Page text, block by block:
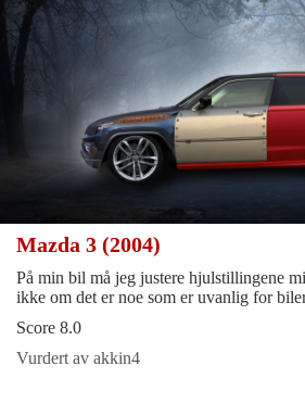
Mazda 3 (2004)
På min bil må jeg justere hjulstillingene
ikke om det er noe som er uvanlig for
Score 8.0
Vurdert av akkin4